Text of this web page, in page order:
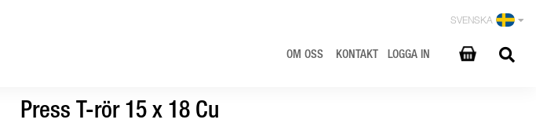
SVENSKA
OM OSS KONTAKT LOGGA IN
Press T-rör 15 x 18 Cu